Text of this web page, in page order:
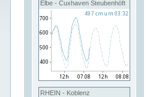
Elbe - Cuxhaven Steubenhöft
RHEIN - Koblenz